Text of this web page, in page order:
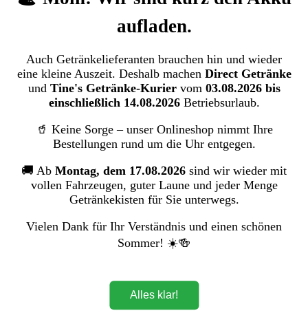
Cola Getränke
Limonaden
Schorlen
Spezi
Sportgetränke
Zur Kategorie Milchprodukte
H - Vollmilch
Milchalternativen
Kondensmilch & Kaffeesahne
Milchmischgetränke
Zur Kategorie Heißgetränke
Kaffeemaschinen-Reiniger
aufladen.
Auch Getränkelieferanten brauchen hin und wieder
eine kleine Auszeit. Deshalb machen Direct Getränke
und Tine's Getränke-Kuriervom 03.08.2026 bis
einschließlich 14.08.2026Betriebsurlaub.
🥤 Keine Sorge – unser Onlineshop nimmt Ihre
Bestellungen rund um die Uhr entgegen.
🚚 Ab Montag, dem 17.08.2026 sind wir wieder mit
vollen Fahrzeugen, guter Laune und jeder Menge
Getränkekisten für Sie unterwegs.
Vielen Dank für Ihr Verständnis und einen schönen
Sommer! ☀️🍻
Alles klar!